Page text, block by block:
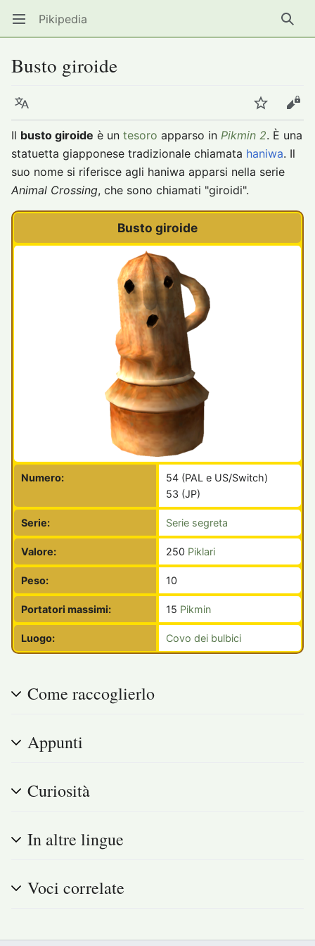
Apri il menu principale Pikipedia
Busto giroide
Lingua Segui
Il busto giroide è un tesoro apparso in Pikmin 2. È una
statuetta giapponese tradizionale chiamata haniwa. Il
suo nome si riferisce agli haniwa apparsi nella serie
Animal Crossing, che sono chiamati "giroidi".
Busto giroide
Numero:
54 (PAL e US/Switch)
53 (JP)
Serie: Serie segreta
Valore: 250 Piklari
Peso: 10
Portatori massimi: 15 Pikmin
Luogo: Covo dei bulbici
Come raccoglierlo
Appunti
Curiosità
In altre lingue
Voci correlate